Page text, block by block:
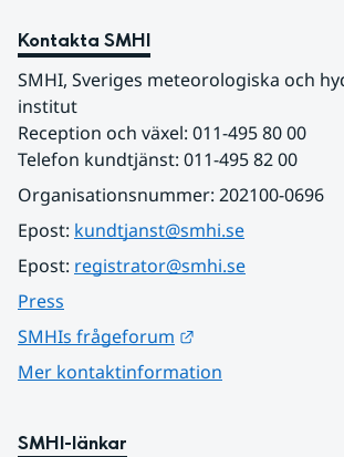
Kontakta SMHI
SMHI, Sveriges meteorologiska och
institut
Reception och växel: 011-495 80 00
Telefon kundtjänst: 011-495 82 00
Organisationsnummer: 202100-0696
Epost: kundtjanst@smhi.se
Epost: registrator@smhi.se
Press
SMHIs frågeforum
Mer kontaktinformation
SMHI-länkar